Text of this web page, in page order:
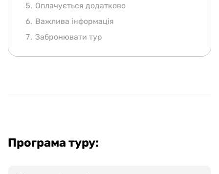
Програма туру:
Оплачується додатково
Важлива інформація
Забронювати тур